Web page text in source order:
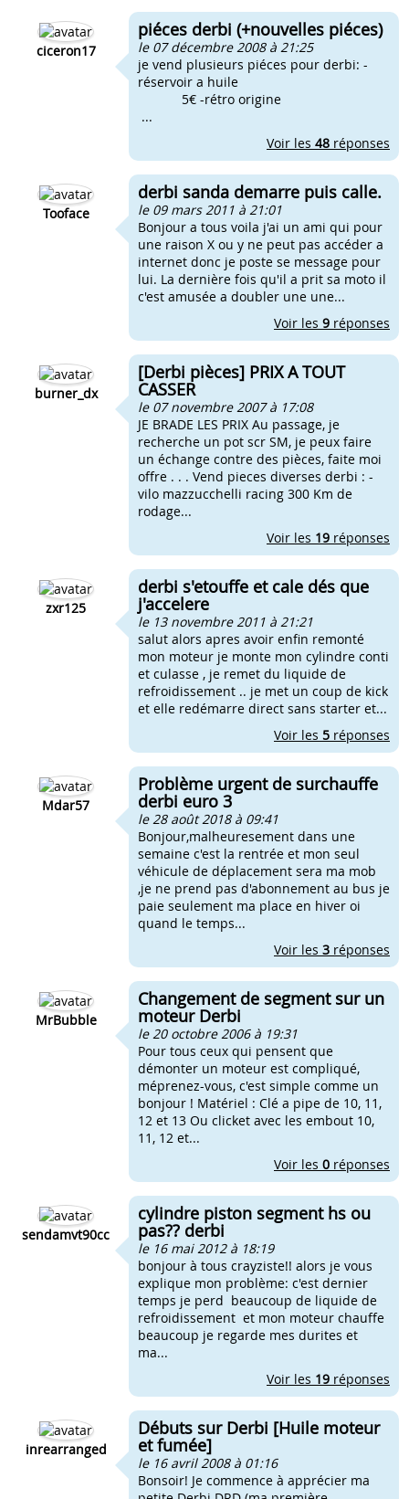
ciceron17
piéces derbi (+nouvelles piéces)
le 07 décembre 2008 à 21:25
je vend plusieurs piéces pour derbi: -
réservoir a huile
5€ -rétro origine
...
Voir les 48 réponses
Tooface
derbi sanda demarre puis calle.
le 09 mars 2011 à 21:01
Bonjour a tous voila j'ai un ami qui pour
une raison X ou y ne peut pas accéder a
internet donc je poste se message pour
lui. La dernière fois qu'il a prit sa moto il
c'est amusée a doubler une une...
Voir les 9 réponses
burner_dx
[Derbi pièces] PRIX A TOUT
CASSER
le 07 novembre 2007 à 17:08
JE BRADE LES PRIX Au passage, je
recherche un pot scr SM, je peux faire
un échange contre des pièces, faite moi
offre . . . Vend pieces diverses derbi : -
vilo mazzucchelli racing 300 Km de
rodage...
Voir les 19 réponses
zxr125
derbi s'etouffe et cale dés que
j'accelere
le 13 novembre 2011 à 21:21
salut alors apres avoir enfin remonté
mon moteur je monte mon cylindre conti
et culasse , je remet du liquide de
refroidissement .. je met un coup de kick
et elle redémarre direct sans starter et...
Voir les 5 réponses
Mdar57
Problème urgent de surchauffe
derbi euro 3
le 28 août 2018 à 09:41
Bonjour,malheuresement dans une
semaine c'est la rentrée et mon seul
véhicule de déplacement sera ma mob
,je ne prend pas d'abonnement au bus je
paie seulement ma place en hiver oi
quand le temps...
Voir les 3 réponses
MrBubble
Changement de segment sur un
moteur Derbi
le 20 octobre 2006 à 19:31
Pour tous ceux qui pensent que
démonter un moteur est compliqué,
méprenez-vous, c'est simple comme un
bonjour ! Matériel : Clé a pipe de 10, 11,
12 et 13 Ou clicket avec les embout 10,
11, 12 et...
Voir les 0 réponses
sendamvt90cc
cylindre piston segment hs ou
pas?? derbi
le 16 mai 2012 à 18:19
bonjour à tous crayziste!! alors je vous
explique mon problème: c'est dernier
temps je perd beaucoup de liquide de
refroidissement et mon moteur chauffe
beaucoup je regarde mes durites et
ma...
Voir les 19 réponses
inrearranged
Débuts sur Derbi [Huile moteur
et fumée]
le 16 avril 2008 à 01:16
Bonsoir! Je commence à apprécier ma